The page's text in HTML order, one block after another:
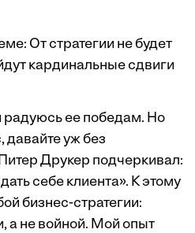
От стратегии не будет
кардинальные сдвиги
ее победам. Но
давайте уж без
Друкер подчеркивал:
себе клиента». К этому
бизнес-стратегии:
а не войной. Мой опыт